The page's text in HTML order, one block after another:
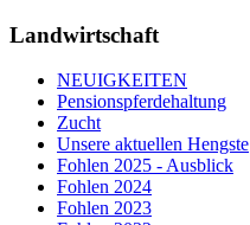
Landwirtschaft
NEUIGKEITEN
Pensionspferdehaltung
Zucht
Unsere aktuellen Hengste
Fohlen 2025 - Ausblick
Fohlen 2024
Fohlen 2023